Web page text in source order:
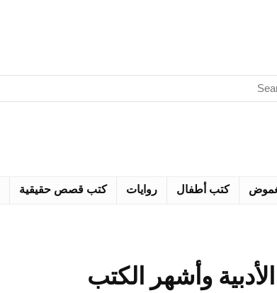
كتب أطفال روايات كتب قصص حقيقية
وأشهر الكتب